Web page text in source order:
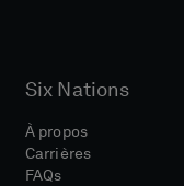
Six Nations
À propos
Carrières
FAQs